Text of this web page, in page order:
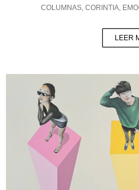
COLUMNAS, CORINTIA,
LEER